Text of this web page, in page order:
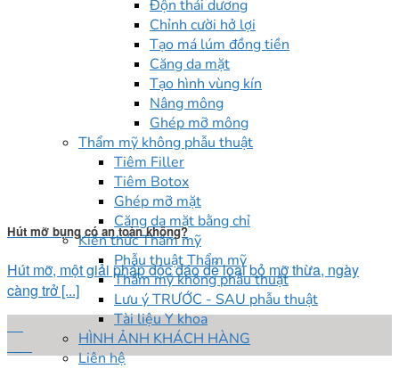
Độn thái dương
Chỉnh cười hở lợi
Tạo má lúm đồng tiền
Căng da mặt
Tạo hình vùng kín
Nâng mông
Ghép mỡ mông
Thẩm mỹ không phẫu thuật
Tiêm Filler
Tiêm Botox
Ghép mỡ mặt
Căng da mặt bằng chỉ
Kiến thức Thẩm mỹ
Phẫu thuật Thẩm mỹ
Thẩm mỹ không phẫu thuật
Lưu ý TRƯỚC - SAU phẫu thuật
Tài liệu Y khoa
HÌNH ẢNH KHÁCH HÀNG
Liên hệ
Hút mỡ bụng có an toàn không?
Hút mỡ, một giải pháp độc đáo để loại bỏ mỡ thừa, ngày
càng trở [...]